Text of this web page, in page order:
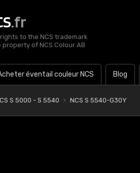
.fr
to the NCS trademark
of NCS Colour AB
éventail couleur NCS Blog
S 5000 - S 5540 NCS S 5540-G30Y